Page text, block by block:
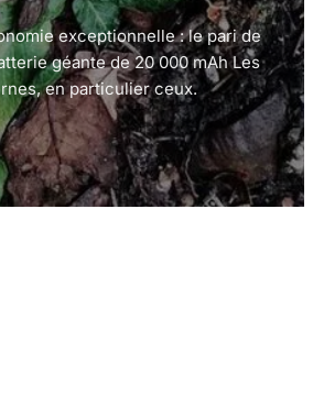
exceptionnelle : le pari de
géante de 20 000 mAh Les
en particulier ceux.